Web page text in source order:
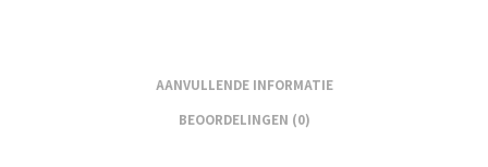
AANVULLENDE INFORMATIE
BEOORDELINGEN (0)